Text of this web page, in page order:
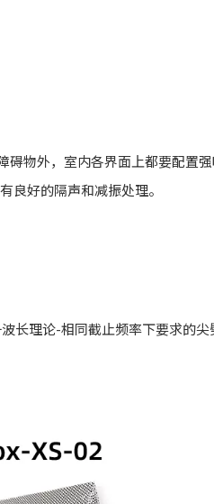
碍物外，室内各界面上都要配置
好的隔声和减振处理。
长理论-相同截止频率下要求的尖